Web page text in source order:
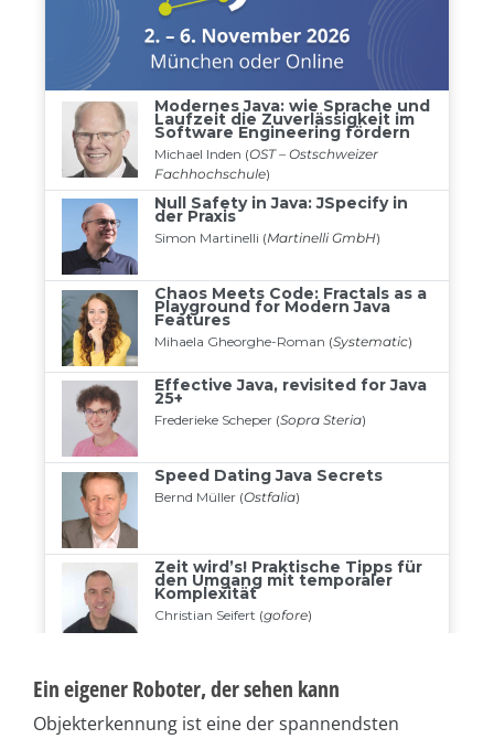
Ein eigener Roboter, der sehen kann
Objekterkennung ist eine der spannendsten